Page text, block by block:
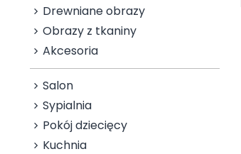
Drewniane obrazy
Obrazy z tkaniny
Akcesoria
Salon
Sypialnia
Pokój dziecięcy
Kuchnia